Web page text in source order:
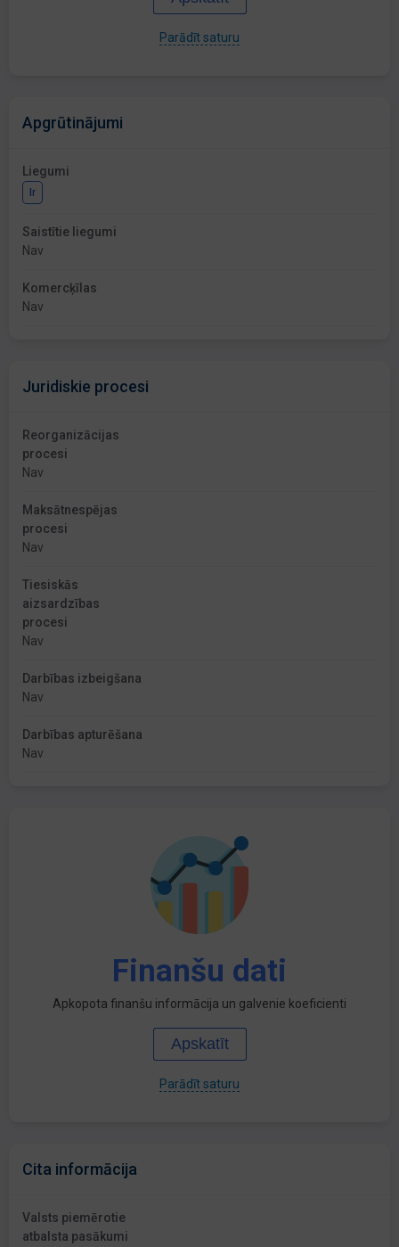
Parādīt saturu
Apgrūtinājumi
Liegumi
Ir
Saistītie liegumi
Nav
Komercķīlas
Nav
Juridiskie procesi
Reorganizācijas
procesi
Nav
Maksātnespējas
procesi
Nav
Tiesiskās
aizsardzības
procesi
Nav
Darbības izbeigšana
Nav
Darbības apturēšana
Nav
Finanšu dati
Apkopota finanšu informācija un galvenie koeficienti
Apskatīt
Parādīt saturu
Cita informācija
Valsts piemērotie
atbalsta pasākumi